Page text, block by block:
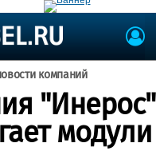
компаний
"Инерос"